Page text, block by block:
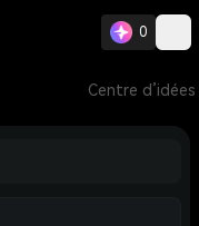
0
Centre d’idées